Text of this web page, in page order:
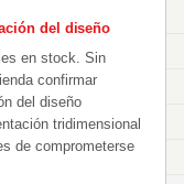
del diseño
en stock. Sin
confirmar
del diseño
tridimensional
de comprometerse